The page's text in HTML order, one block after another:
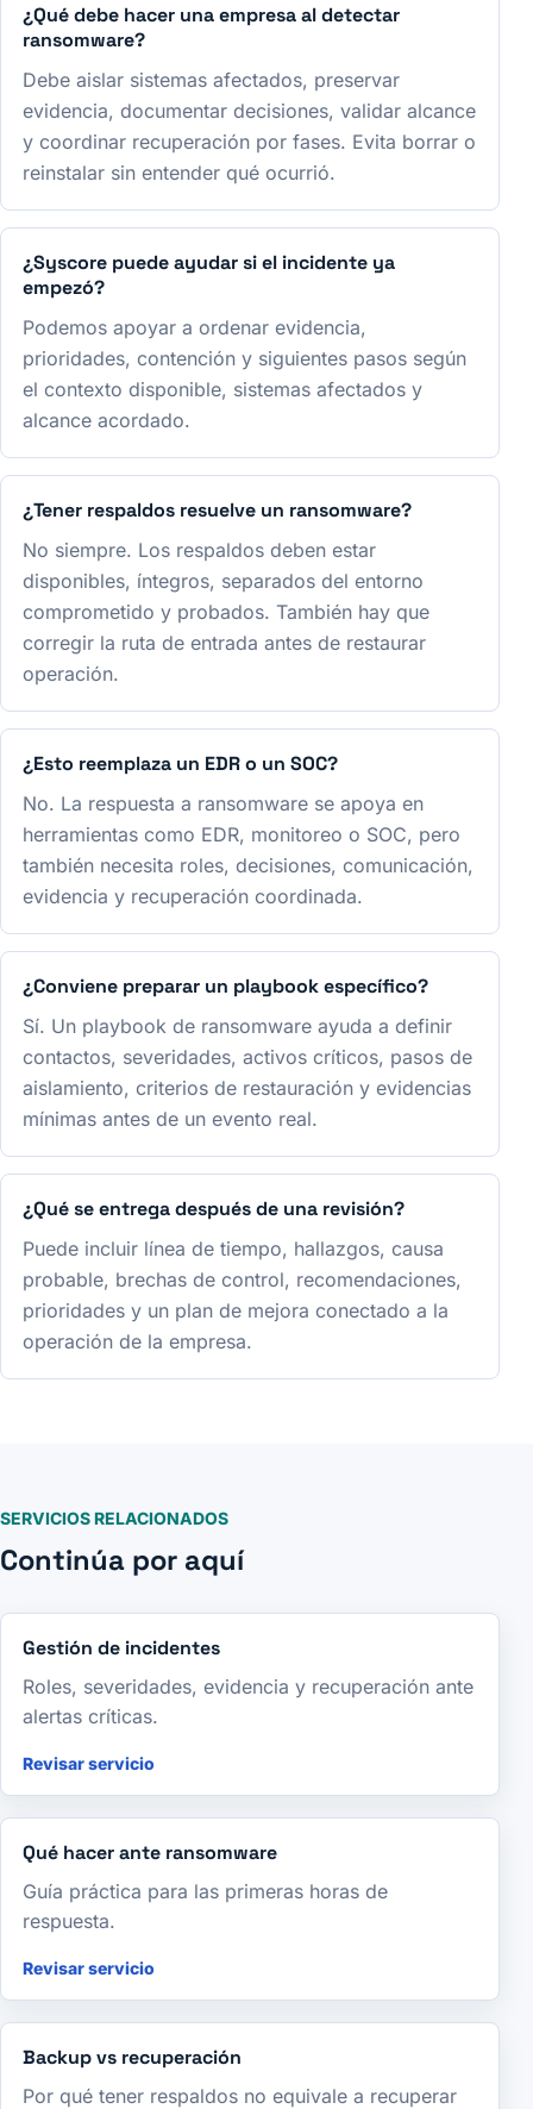
¿Qué debe hacer una empresa al detectar
ransomware?
Debe aislar sistemas afectados, preservar
evidencia, documentar decisiones, validar alcance
y coordinar recuperación por fases. Evita borrar o
reinstalar sin entender qué ocurrió.
¿Syscore puede ayudar si el incidente ya
empezó?
Podemos apoyar a ordenar evidencia,
prioridades, contención y siguientes pasos según
el contexto disponible, sistemas afectados y
alcance acordado.
¿Tener respaldos resuelve un ransomware?
No siempre. Los respaldos deben estar
disponibles, íntegros, separados del entorno
comprometido y probados. También hay que
corregir la ruta de entrada antes de restaurar
operación.
¿Esto reemplaza un EDR o un SOC?
No. La respuesta a ransomware se apoya en
herramientas como EDR, monitoreo o SOC, pero
también necesita roles, decisiones, comunicación,
evidencia y recuperación coordinada.
¿Conviene preparar un playbook específico?
Sí. Un playbook de ransomware ayuda a definir
contactos, severidades, activos críticos, pasos de
aislamiento, criterios de restauración y evidencias
mínimas antes de un evento real.
¿Qué se entrega después de una revisión?
Puede incluir línea de tiempo, hallazgos, causa
probable, brechas de control, recomendaciones,
prioridades y un plan de mejora conectado a la
operación de la empresa.
SERVICIOS RELACIONADOS
Continúa por aquí
Gestión de incidentes
Roles, severidades, evidencia y recuperación ante
alertas críticas.
Revisar servicio
Qué hacer ante ransomware
Guía práctica para las primeras horas de
respuesta.
Revisar servicio
Backup vs recuperación
Por qué tener respaldos no equivale a recuperar